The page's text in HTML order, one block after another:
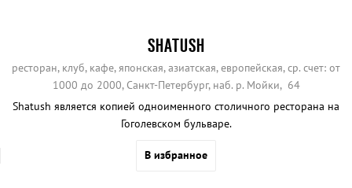
SHATUSH
ресторан, клуб, кафе, японская, азиатская, европейская, ср. счет: от
1000 до 2000, Санкт-Петербург, наб. р. Мойки, 64
Shatush является копией одноименного столичного ресторана на
Гоголевском бульваре.
В избранное